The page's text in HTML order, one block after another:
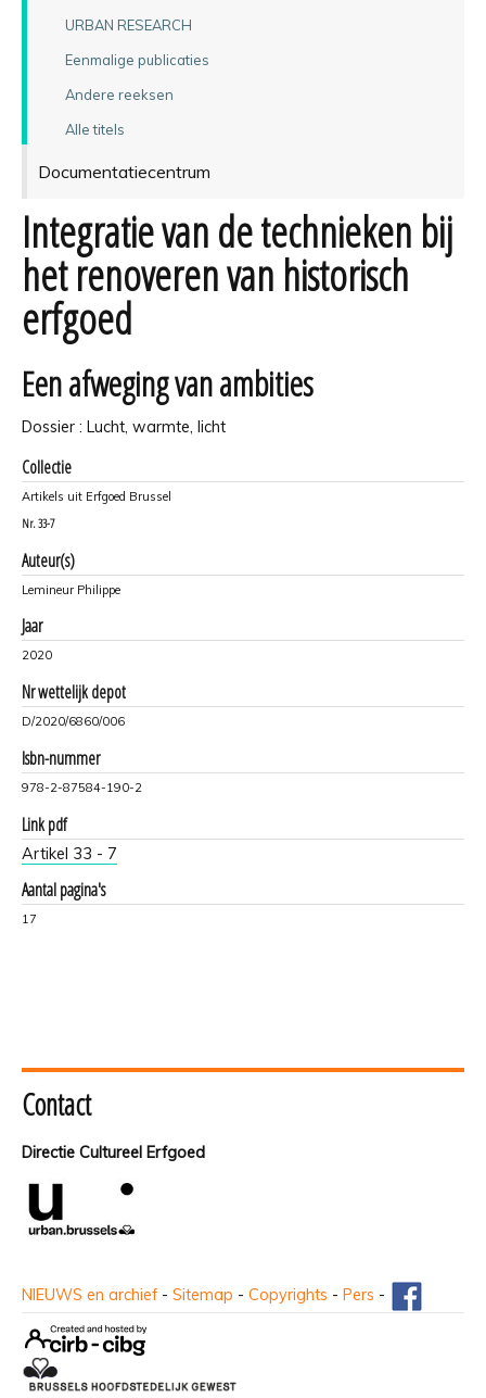
URBAN RESEARCH
Eenmalige publicaties
Andere reeksen
Alle titels
Documentatiecentrum
Integratie van de technieken bij
het renoveren van historisch
erfgoed
Een afweging van ambities
Dossier : Lucht, warmte, licht
Collectie
Artikels uit Erfgoed Brussel
Nr. 33-7
Auteur(s)
Lemineur Philippe
Jaar
2020
Nr wettelijk depot
D/2020/6860/006
Isbn-nummer
978-2-87584-190-2
Link pdf
Artikel 33 - 7
Aantal pagina's
17
Contact
Directie Cultureel Erfgoed
NIEUWS en archief - Sitemap - Copyrights - Pers -